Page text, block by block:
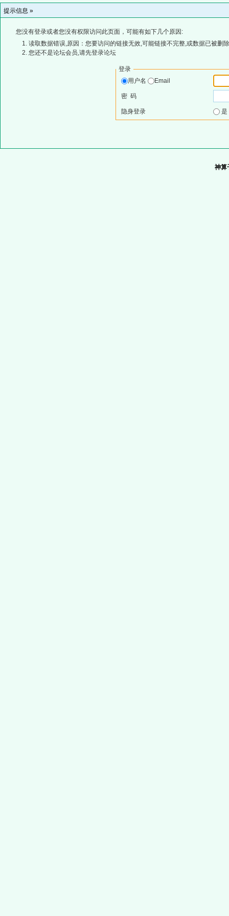
提示信息 »
您没有登录或者您没有权限访问此页面，可能有如下几个原因:
读取数据错误,原因：您要访问的链接无效,可能链接不完整,或数据已被删
您还不是论坛会员,请先登录论坛
登录
用户名
Email
密 码
隐身登录
神算